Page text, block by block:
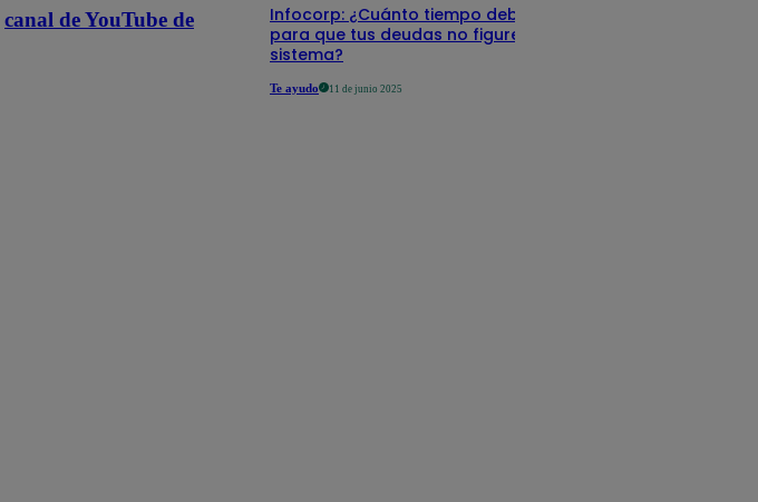
canal de YouTube de
Infocorp: ¿Cuánto tiempo debe pasar
para que tus deudas no figuren en su
sistema?
Te ayudo 11 de junio 2025